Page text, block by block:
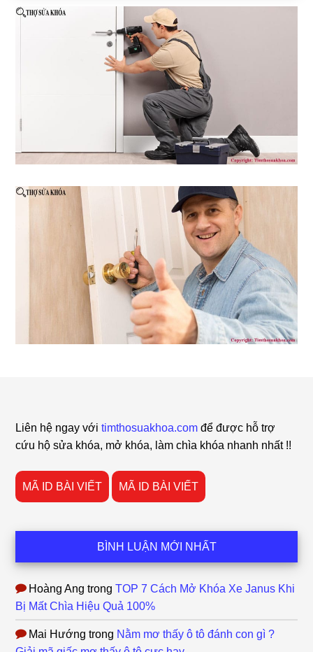
Liên hệ ngay vớitimthosuakhoa.com để được hỗ trợ
cứu hộ sửa khóa, mở khóa, làm chìa khóa nhanh nhất !!
MÃ ID BÀI VIẾT MÃ ID BÀI VIẾT
BÌNH LUẬN MỚI NHẤT
Hoàng Ang trongTOP 7 Cách Mở Khóa Xe Janus Khi
Bị Mất Chìa Hiệu Quả 100%
Mai Hướng trong Nằm mơ thấy ô tô đánh con gì ?